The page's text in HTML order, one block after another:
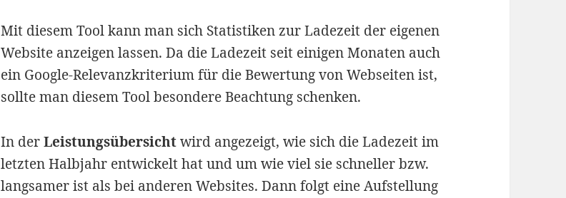
Mit diesem Tool kann man sich Statistiken zur Ladezeit der eigenen
Website anzeigen lassen. Da die Ladezeit seit einigen Monaten auch
ein Google-Relevanzkriterium für die Bewertung von Webseiten ist,
sollte man diesem Tool besondere Beachtung schenken.
In derLeistungsübersichtwird angezeigt, wie sich die Ladezeit im
letzten Halbjahr entwickelt hat und um wie viel sie schneller bzw.
langsamer ist als bei anderen Websites. Dann folgt eine Aufstellung